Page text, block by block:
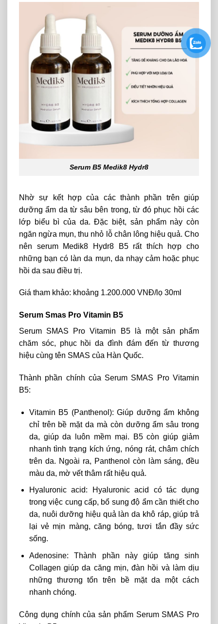
Serum B5 Medik8 Hydr8
Nhờ sự kết hợp của các thành phần trên giúp
dưỡng ẩm da từ sâu bên trong, từ đó phục hồi các
lớp biểu bì của da. Đặc biệt, sản phẩm này còn
ngăn ngừa mụn, thu nhỏ lỗ chân lông hiệu quả. Cho
nên serum Medik8 Hydr8 B5 rất thích hợp cho
những bạn có làn da mụn, da nhạy cảm hoặc phục
hồi da sau điều trị.
Giá tham khảo: khoảng 1.200.000 VNĐ/lọ 30ml
Serum Smas Pro Vitamin B5
Serum SMAS Pro Vitamin B5 là một sản phẩm
chăm sóc, phục hồi da đình đám đến từ thương
hiệu cùng tên SMAS của Hàn Quốc.
Thành phần chính của Serum SMAS Pro Vitamin
B5:
Vitamin B5 (Panthenol): Giúp dưỡng ẩm không
chỉ trên bề mặt da mà còn dưỡng ẩm sâu trong
da, giúp da luôn mềm mại. B5 còn giúp giảm
nhanh tình trạng kích ứng, nóng rát, châm chích
trên da. Ngoài ra, Panthenol còn làm sáng, đều
màu da, mờ vết thâm rất hiệu quả.
Hyaluronic acid: Hyaluronic acid có tác dụng
trong việc cung cấp, bổ sung độ ẩm cần thiết cho
da, nuôi dưỡng hiệu quả làn da khô ráp, giúp trả
lại vẻ mịn màng, căng bóng, tươi tắn đầy sức
sống.
Adenosine: Thành phần này giúp tăng sinh
Collagen giúp da căng mịn, đàn hồi và làm dịu
những thương tổn trên bề mặt da một cách
nhanh chóng.
Công dụng chính của sản phẩm Serum SMAS Pro